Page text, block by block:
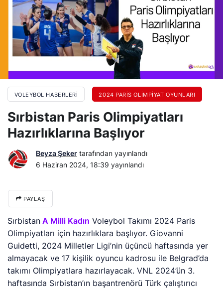
VOLEYBOL HABERLERI 2024 PARIS OLIMPIYAT OYUNLARI
Sırbistan Paris Olimpiyatları
Hazırlıklarına Başlıyor
Beyza Şeker tarafından yayınlandı
6 Haziran 2024, 18:39 yayınlandı
PAYLAŞ
Sırbistan A Milli Kadın Voleybol Takımı 2024 Paris
Olimpiyatları için hazırlıklara başlıyor. Giovanni
Guidetti, 2024 Milletler Ligi’nin üçüncü haftasında yer
almayacak ve 17 kişilik oyuncu kadrosu ile Belgrad’da
takımı Olimpiyatlara hazırlayacak. VNL 2024’ün 3.
haftasında Sırbistan’ın başantrenörü Türk çalıştırıcı